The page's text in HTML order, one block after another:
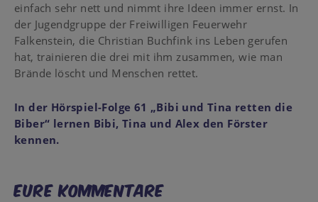
einfach sehr nett und nimmt ihre Ideen immer ernst. In
der Jugendgruppe der Freiwilligen Feuerwehr
Falkenstein, die Christian Buchfink ins Leben gerufen
hat, trainieren die drei mit ihm zusammen, wie man
Brände löscht und Menschen rettet.
In der Hörspiel-Folge 61 „Bibi und Tina retten die
Biber“ lernen Bibi, Tina und Alex den Förster
kennen.
Eure Kommentare